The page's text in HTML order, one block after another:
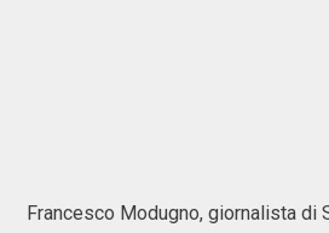
Francesco Modugno, giornalista di